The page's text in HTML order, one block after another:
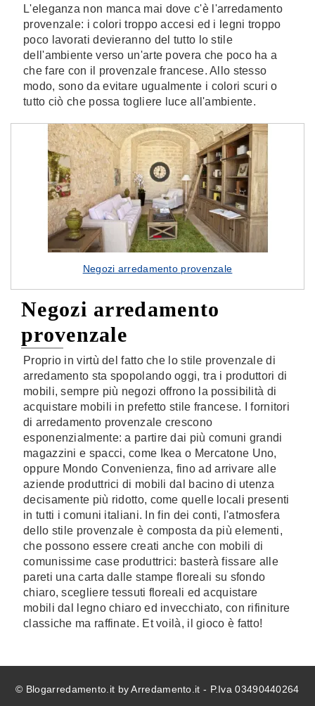
L'eleganza non manca mai dove c'è l'arredamento
provenzale: i colori troppo accesi ed i legni troppo
poco lavorati devieranno del tutto lo stile
dell'ambiente verso un'arte povera che poco ha a
che fare con il provenzale francese. Allo stesso
modo, sono da evitare ugualmente i colori scuri o
tutto ciò che possa togliere luce all'ambiente.
Negozi arredamento provenzale
Negozi arredamento
provenzale
Proprio in virtù del fatto che lo stile provenzale di
arredamento sta spopolando oggi, tra i produttori di
mobili, sempre più negozi offrono la possibilità di
acquistare mobili in prefetto stile francese. I fornitori
di arredamento provenzale crescono
esponenzialmente: a partire dai più comuni grandi
magazzini e spacci, come Ikea o Mercatone Uno,
oppure Mondo Convenienza, fino ad arrivare alle
aziende produttrici di mobili dal bacino di utenza
decisamente più ridotto, come quelle locali presenti
in tutti i comuni italiani. In fin dei conti, l'atmosfera
dello stile provenzale è composta da più elementi,
che possono essere creati anche con mobili di
comunissime case produttrici: basterà fissare alle
pareti una carta dalle stampe floreali su sfondo
chiaro, scegliere tessuti floreali ed acquistare
mobili dal legno chiaro ed invecchiato, con rifiniture
classiche ma raffinate. Et voilà, il gioco è fatto!
© Blogarredamento.it by Arredamento.it - P.Iva 03490440264